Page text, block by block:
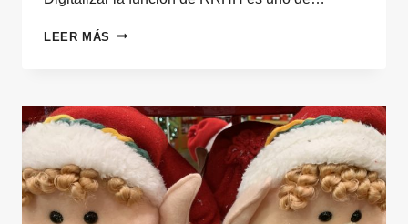
LEER MÁS DIGITALIZAR
RRHH,
EN
CLAVE
DE
OPORTUNIDAD